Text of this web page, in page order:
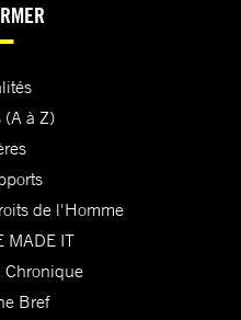
(A à Z)
de l'Homme
MADE IT
Chronique
Bref